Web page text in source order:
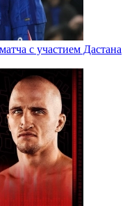
с участием Дастана